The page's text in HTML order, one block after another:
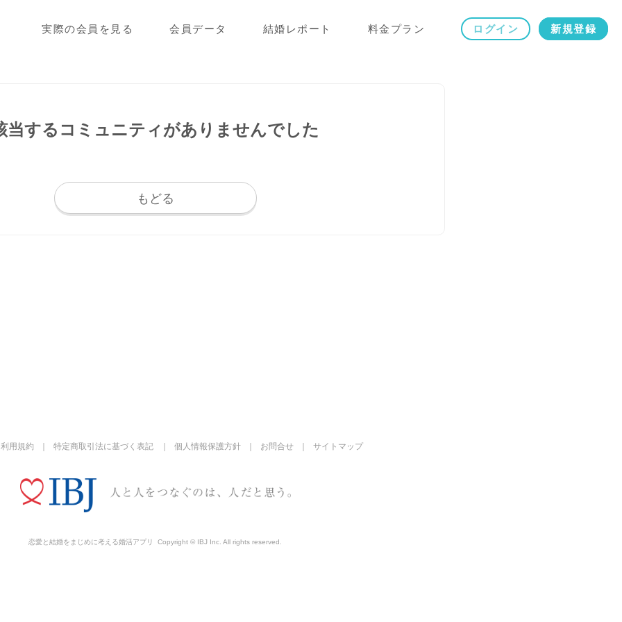
実際の会員を見る 会員データ 結婚レポート 料金プラン ログイン 新規登録
当するコミュニティがありませんでした
もどる
利用規約 特定商取引法に基づく表記 個人情報保護方針 お問合せ サイトマップ
恋愛と結婚をまじめに考える婚活アプリ Copyright © IBJ Inc. All rights reserved.